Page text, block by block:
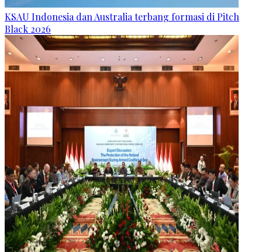
KSAU Indonesia dan Australia terbang formasi di Pitch
Black 2026